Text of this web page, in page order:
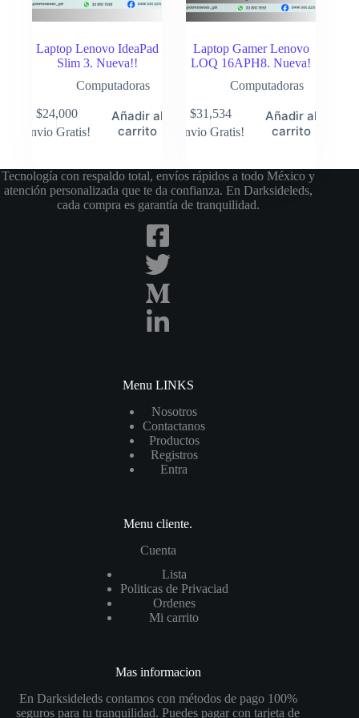
Laptop Lenovo IdeaPad
Slim 3. Nueva!!
Computadoras
$24,000
Envio Gratis!
Añadir al
carrito
Laptop Gamer Lenovo
LOQ 16APH8. Nueva!
Computadoras
$31,534
Envio Gratis!
Añadir al
carrito
Tecnología con respaldo total, envíos rápidos a todo México y
atención personalizada que te da confianza. En Darksideleds,
cada compra es garantía de tranquilidad.
Menu LINKS
Nosotros
Contactanos
Productos
Registros
Entra
Menu cliente.
Cuenta
Lista
Politicas de Privaciad
Ordenes
Mi carrito
Mas informacion
En Darksideleds contamos con métodos de pago 100%
seguros para tu tranquilidad. Puedes pagar con tarjeta de